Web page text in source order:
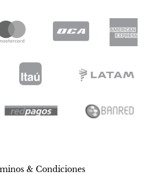
& Condiciones